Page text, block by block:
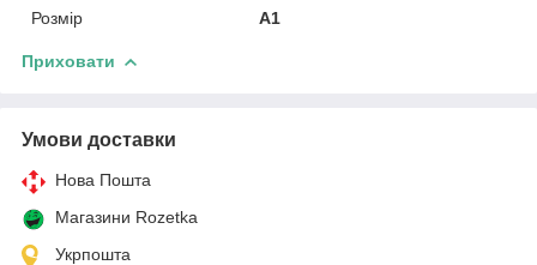
Розмір
А1
Приховати
Умови доставки
Нова Пошта
Магазини Rozetka
Укрпошта